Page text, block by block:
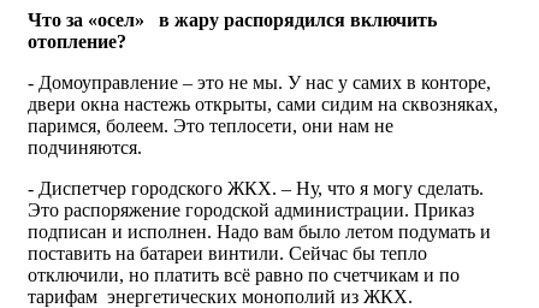
Что за «осел» в жару распорядился включить
отопление?
- Домоуправление – это не мы. У нас у самих в конторе,
двери окна настежь открыты, сами сидим на сквозняках,
паримся, болеем. Это теплосети, они нам не
подчиняются.
- Диспетчер городского ЖКХ. – Ну, что я могу сделать.
Это распоряжение городской администрации. Приказ
подписан и исполнен. Надо вам было летом подумать и
поставить на батареи винтили. Сейчас бы тепло
отключили, но платить всё равно по счетчикам и по
тарифам энергетических монополий из ЖКХ.